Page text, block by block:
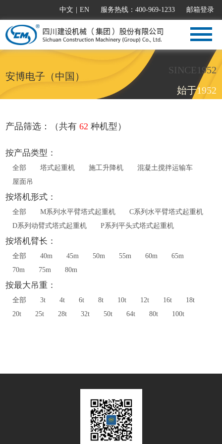
中文 EN 服务热线：400-969-1233 邮箱登录
安博电子（中国）
SINCE1952
始于1952
产品筛选：（共有62 种机型）
按产品类型：
全部 塔式起重机 施工升降机
混凝土搅拌运输车
屋面吊
按塔机形式：
全部 M系列水平臂塔式起重机
C系列水平臂塔式起重机
D系列动臂式塔式起重机
P系列平头式塔式起重机
按塔机臂长：
全部 40m 45m 50m 55m 60m
65m
70m
75m 80m
按最大吊重：
全部 3t 4t 6t 8t 10t 12t 16t
18t
20t
25t 28t 32t 50t 64t 80t 100t